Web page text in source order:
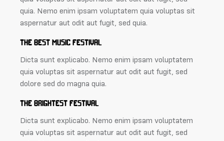
quia. Nemo enim ipsam voluptatem quia voluptas sit
aspernatur aut odit aut fugit, sed quia.
THE BEST MUSIC FESTIVAL
Dicta sunt explicabo. Nemo enim ipsam voluptatem
quia voluptas sit aspernatur aut odit aut fugit, sed
dolore sed do magna quia.
THE BRIGHTEST FESTIVAL
Dicta sunt explicabo. Nemo enim ipsam voluptatem
quia voluptas sit aspernatur aut odit aut fugit, sed